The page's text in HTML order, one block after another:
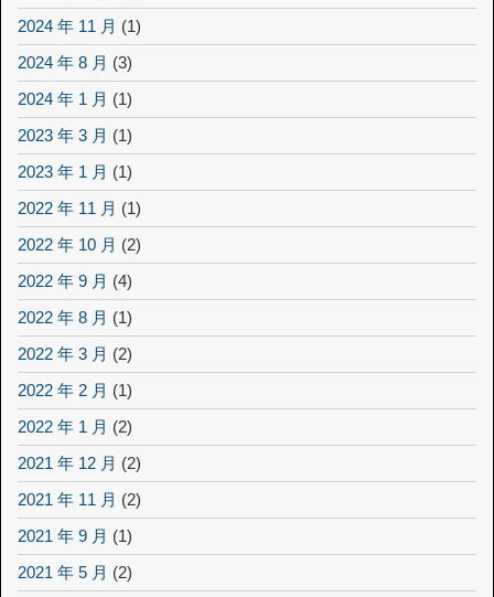
2024 年 11 月 (1)
2024 年 8 月 (3)
2024 年 1 月 (1)
2023 年 3 月 (1)
2023 年 1 月 (1)
2022 年 11 月 (1)
2022 年 10 月 (2)
2022 年 9 月 (4)
2022 年 8 月 (1)
2022 年 3 月 (2)
2022 年 2 月 (1)
2022 年 1 月 (2)
2021 年 12 月 (2)
2021 年 11 月 (2)
2021 年 9 月 (1)
2021 年 5 月 (2)